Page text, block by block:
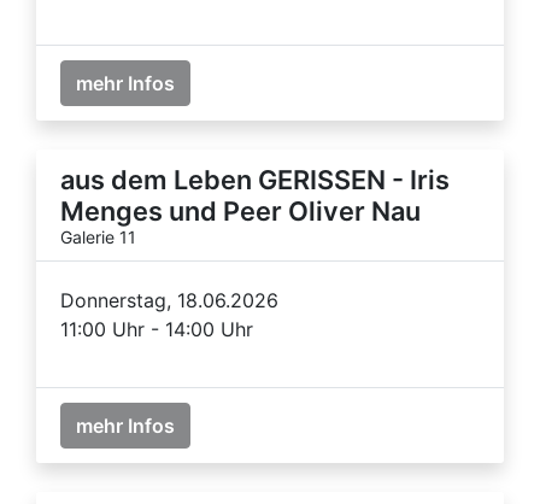
mehr Infos
aus dem Leben GERISSEN - Iris
Menges und Peer Oliver Nau
Galerie 11
Donnerstag, 18.06.2026
11:00 Uhr - 14:00 Uhr
mehr Infos